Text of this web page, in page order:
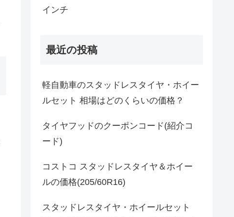
インチ
最近の投稿
軽自動車のスタッドレスタイヤ・ホイー
ルセット 相場はどのくらいの価格？
タイヤフッドのクーポンコード(紹介コ
ード)
コストコ スタッドレスタイヤ＆ホイー
ルの価格(205/60R16)
スタッドレスタイヤ・ホイールセット